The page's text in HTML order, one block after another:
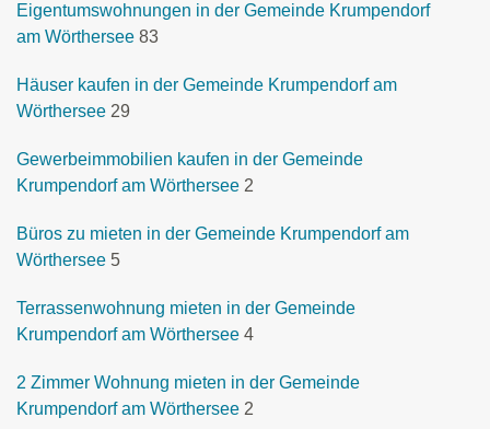
Eigentumswohnungen in der Gemeinde Krumpendorf
am Wörthersee 83
Häuser kaufen in der Gemeinde Krumpendorf am
Wörthersee 29
Gewerbeimmobilien kaufen in der Gemeinde
Krumpendorf am Wörthersee 2
Büros zu mieten in der Gemeinde Krumpendorf am
Wörthersee 5
Terrassenwohnung mieten in der Gemeinde
Krumpendorf am Wörthersee 4
2 Zimmer Wohnung mieten in der Gemeinde
Krumpendorf am Wörthersee 2